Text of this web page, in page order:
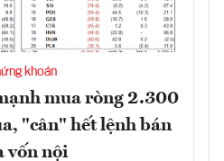
khoán
mua ròng 2.300
"cân" hết lệnh bán
vốn nội